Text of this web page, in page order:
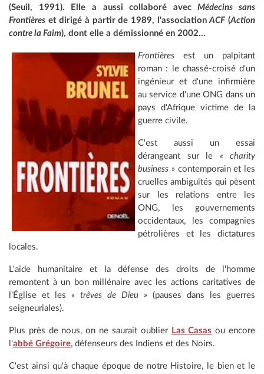
(Seuil, 1991). Elle a aussi collaboré avecMédecins sans
Frontières et dirigé à partir de 1989, l'associationACF (Action
contre la Faim), dont elle a démissionné en 2002...
Frontières est un palpitant
roman : le chassé-croisé d'un
ingénieur et d'une infirmière
au service d'une ONG dans un
pays d'Afrique victime de la
guerre civile.
C'est aussi un essai
dérangeant sur le « charity
business » contemporain et les
cruelles ambiguïtés qui pèsent
sur les relations entre les
ONG, les gouvernements
occidentaux, les compagnies
pétrolières et les dictatures
locales.
L'aide humanitaire et la défense des droits de l'homme
remontent à un bon millénaire avec les actions caritatives de
l'Église et les « trêves de Dieu » (pauses dans les guerres
seigneuriales).
Plus près de nous, on ne saurait oublier Las Casas ou encore
l'abbé Grégoire, défenseurs des Indiens et des Noirs.
C'est ainsi qu'à chaque époque de notre Histoire, le bien et le